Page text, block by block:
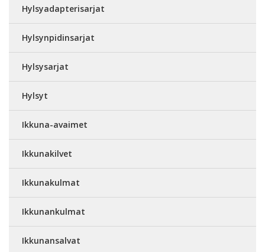
Hylsyadapterisarjat
Hylsynpidinsarjat
Hylsysarjat
Hylsyt
Ikkuna-avaimet
Ikkunakilvet
Ikkunakulmat
Ikkunankulmat
Ikkunansalvat